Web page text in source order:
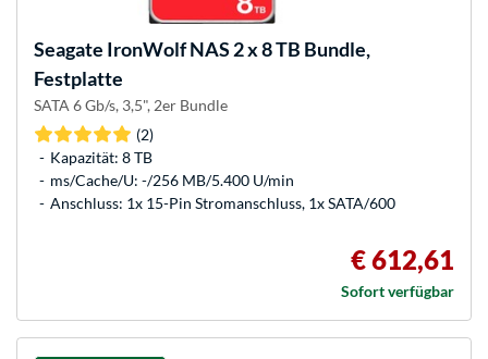
Seagate IronWolf NAS 2 x 8 TB Bundle,
Festplatte
SATA 6 Gb/s, 3,5", 2er Bundle
(2)
Kapazität: 8 TB
ms/Cache/U: -/256 MB/5.400 U/min
Anschluss: 1x 15-Pin Stromanschluss, 1x SATA/600
€ 612,61
Sofort verfügbar